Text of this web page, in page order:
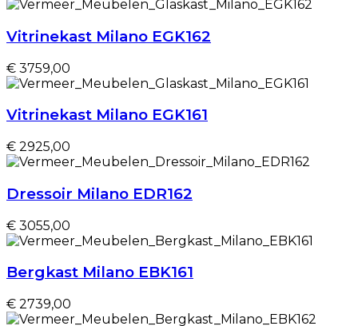
Vitrinekast Milano EGK162
€ 3759,00
Vitrinekast Milano EGK161
€ 2925,00
Dressoir Milano EDR162
€ 3055,00
Bergkast Milano EBK161
€ 2739,00